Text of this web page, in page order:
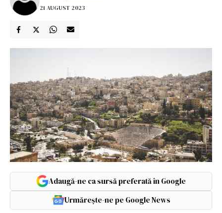
21 AUGUST 2023
Adaugă-ne ca sursă preferată în Google
Urmărește-ne pe Google News